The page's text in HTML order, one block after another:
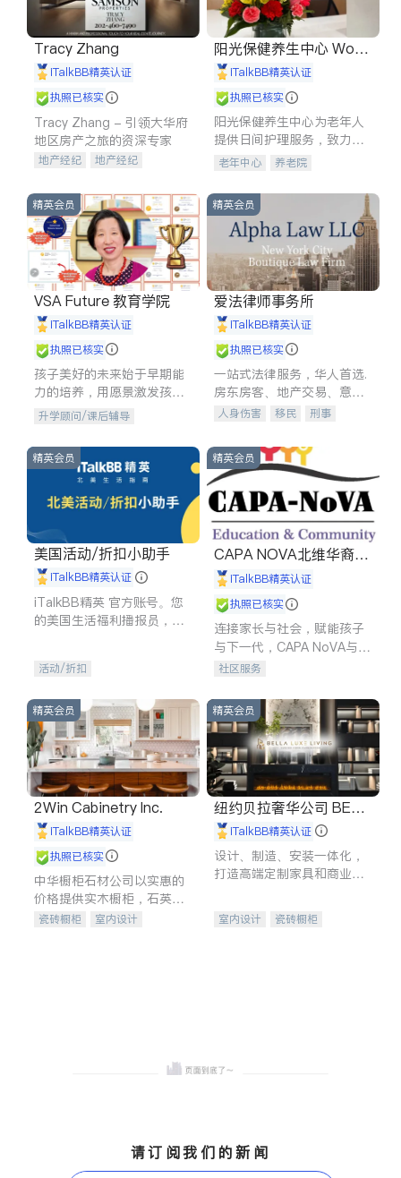
Tracy Zhang
iTalkBB精英认证
执照已核实
Tracy Zhang - 引领大华府
地区房产之旅的资深专家
地产经纪
地产经纪
商铺租售
开发商建商
阳光保健养生中心 World
shine
iTalkBB精英认证
执照已核实
阳光保健养生中心为老年人
提供日间护理服务，致力于
通过持续的护理创新来有效
老年中心 养老院
精英会员
VSA Future 教育学院
iTalkBB精英认证
执照已核实
孩子美好的未来始于早期能
力的培养，用愿景激发孩子
的学习潜力和动力。理念：
拥有成长型心态是成功的基
石。
升学顾问/课后辅导
精英会员
爱法律师事务所
iTalkBB精英认证
执照已核实
一站式法律服务，华人首选.
房东房客、地产交易、意外
伤害、车祸重伤、商业诉
建筑合同、刑事案件全包办
人身伤害 移民
刑事
信托/遗嘱
商业
索赔
律师-其它 保释
精英会员
美国活动/折扣小助手
iTalkBB精英认证
iTalkBB精英 官方账号。您
的美国生活福利播报员，精
专属福利。
活动/折扣
精英会员
CAPA NOVA北维华裔家
长会iTalkBB精英认证
执照已核实
连接家长与社会，赋能孩子
与下一代，CAPA NoVA与您
携手建设包容、公平、充满
社区服务
精英会员
2Win Cabinetry Inc.
iTalkBB精英认证
执照已核实
中华橱柜石材公司以实惠的
价格提供实木橱柜，石英石
台面，多种优质不锈钢水
瓷砖橱柜
室内设计
精英会员
纽约贝拉奢华公司 BELL
A LUXE
iTalkBB精英认证
设计、制造、安装一体化，
打造高端定制家具和商业空
室内设计
瓷砖橱柜
请订阅我们的新闻